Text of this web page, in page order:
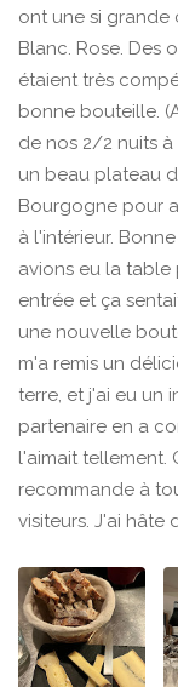
ont une si grande
Blanc. Rose. Des
étaient très
bonne bouteille.
de nos 2/2 nuits à
un beau plateau
Bourgogne pour
à l'intérieur.
avions eu la table
entrée et ça
une nouvelle
m'a remis un
terre, et j'ai eu un
partenaire en a
l'aimait tellement.
recommande à
visiteurs. J'ai hâte